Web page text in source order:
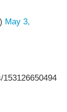
May 3,